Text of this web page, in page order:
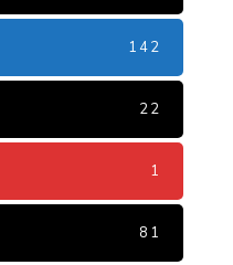
142
22
1
81